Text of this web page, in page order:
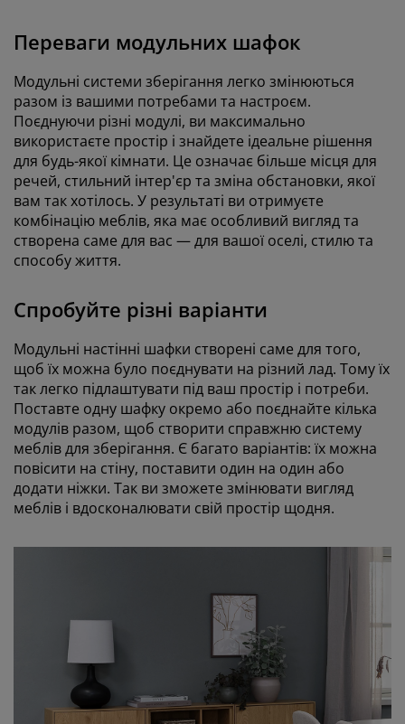
Переваги модульних шафок
Модульні системи зберігання легко змінюються
разом із вашими потребами та настроєм.
Поєднуючи різні модулі, ви максимально
використаєте простір і знайдете ідеальне рішення
для будь-якої кімнати. Це означає більше місця для
речей, стильний інтер'єр та зміна обстановки, якої
вам так хотілось. У результаті ви отримуєте
комбінацію меблів, яка має особливий вигляд та
створена саме для вас — для вашої оселі, стилю та
способу життя.
Спробуйте різні варіанти
Модульні настінні шафки створені саме для того,
щоб їх можна було поєднувати на різний лад. Тому їх
так легко підлаштувати під ваш простір і потреби.
Поставте одну шафку окремо або поєднайте кілька
модулів разом, щоб створити справжню систему
меблів для зберігання. Є багато варіантів: їх можна
повісити на стіну, поставити один на один або
додати ніжки. Так ви зможете змінювати вигляд
меблів і вдосконалювати свій простір щодня.